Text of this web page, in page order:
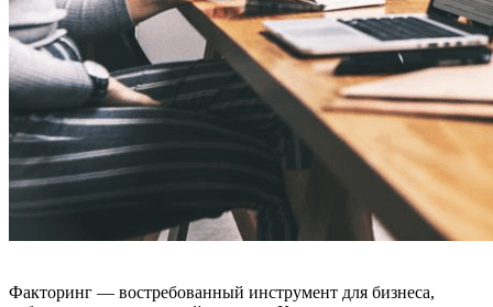
Факторинг — востребованный инструмент для бизнеса,